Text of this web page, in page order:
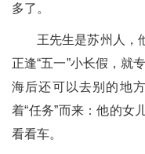
多了。
王先生是苏州人，他
正逢“五一”小长假，就
海后还可以去别的地
着“任务”而来：他的女
看看车。